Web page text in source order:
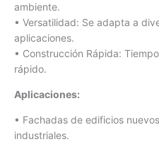
ambiente.
• Versatilidad: Se adapta a
aplicaciones.
• Construcción Rápida:
rápido.
Aplicaciones:
• Fachadas de edificios
industriales.